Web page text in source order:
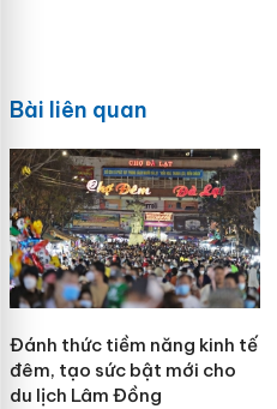
Bài liên quan
Đánh thức tiềm năng kinh tế
đêm, tạo sức bật mới cho
du lịch Lâm Đồng